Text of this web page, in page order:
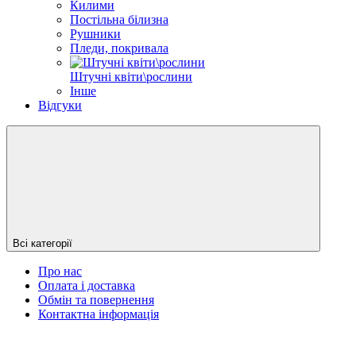
Килими
Постільна білизна
Рушники
Пледи, покривала
Штучні квіти\рослини
Інше
Відгуки
Всі категорії
Про нас
Оплата і доставка
Обмін та повернення
Контактна інформація